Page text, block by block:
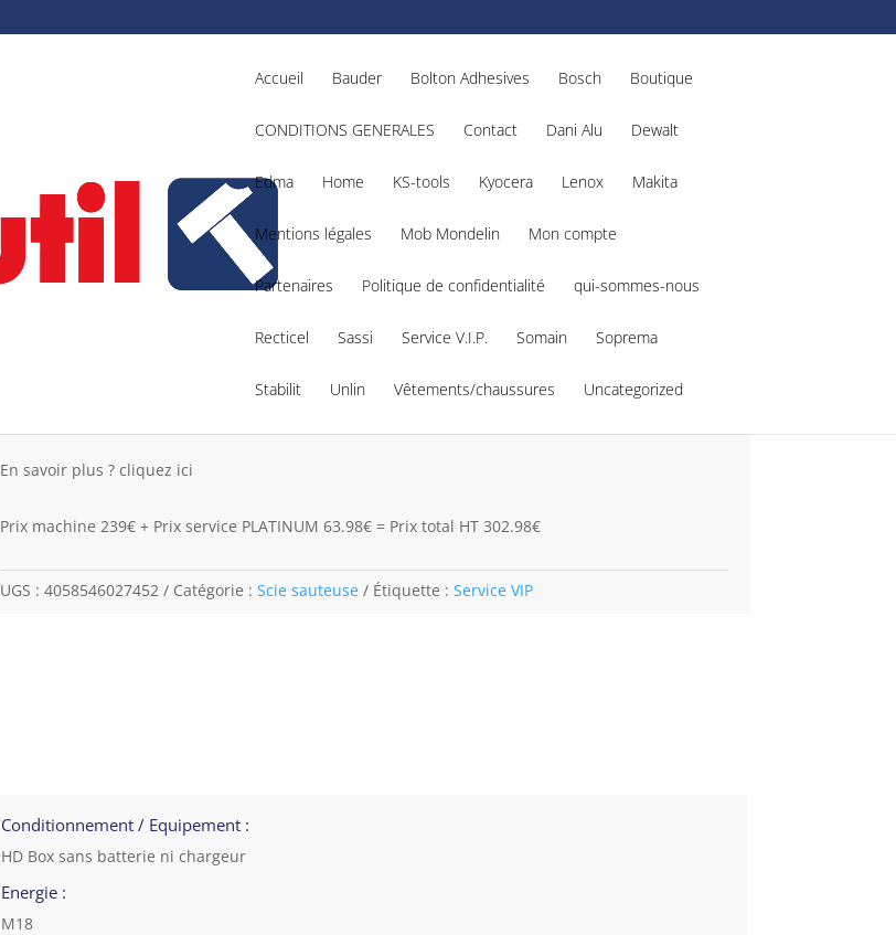
Accueil Bauder Bolton Adhesives Bosch Boutique
CONDITIONS GENERALES Contact Dani Alu Dewalt
Edma Home KS-tools Kyocera Lenox Makita
Mentions légales Mob Mondelin Mon compte
Partenaires Politique de confidentialité qui-sommes-nous
Recticel Sassi Service V.I.P. Somain Soprema
Stabilit Unlin Vêtements/chaussures Uncategorized
En savoir plus ? cliquez ici
Prix machine 239€ + Prix service PLATINUM 63.98€ = Prix total HT 302.98€
UGS : 4058546027452 Catégorie : Scie sauteuse Étiquette : Service VIP
Conditionnement / Equipement :
HD Box sans batterie ni chargeur
Energie :
M18